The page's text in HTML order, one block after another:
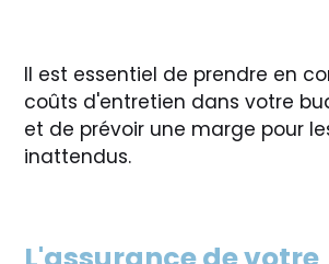
Il est essentiel de prendre en
coûts d'entretien dans votre
et de prévoir une marge pour
inattendus.